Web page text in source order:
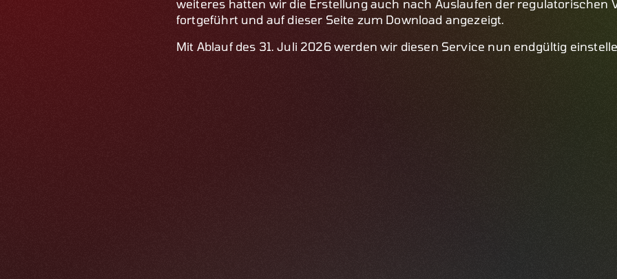
weiteres hatten wir die Erstellung auch nach Auslaufen der regulatorischen
fortgeführt und auf dieser Seite zum Download angezeigt.
Mit Ablauf des 31. Juli 2026 werden wir diesen Service nun endgültig